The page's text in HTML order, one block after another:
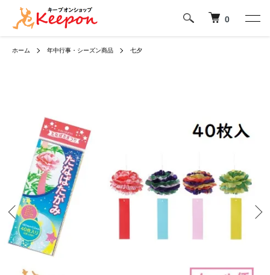
0
ホーム 年中行事・シーズン商品 七夕